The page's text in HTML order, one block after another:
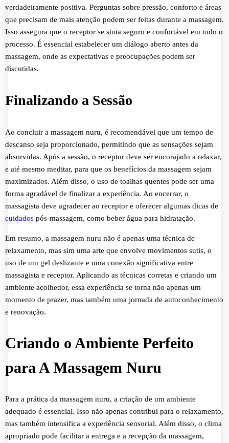
verdadeiramente positiva. Perguntas sobre pressão, conforto e áreas
que precisam de mais atenção podem ser feitas durante a massagem.
Isso assegura que o receptor se sinta seguro e confortável em todo o
processo. É essencial estabelecer um diálogo aberto antes da
massagem, onde as expectativas e preocupações podem ser
discutidas.
Finalizando a Sessão
Ao concluir a massagem nuru, é recomendável que um tempo de
descanso seja proporcionado, permitindo que as sensações sejam
absorvidas. Após a sessão, o receptor deve ser encorajado a relaxar,
e até mesmo meditar, para que os benefícios da massagem sejam
maximizados. Além disso, o uso de toalhas quentes pode ser uma
forma agradável de finalizar a experiência. Ao encerrar, o
massagista deve agradecer ao receptor e oferecer algumas dicas de
cuidados pós-massagem, como beber água para hidratação.
Em resumo, a massagem nuru não é apenas uma técnica de
relaxamento, mas sim uma arte que envolve movimentos sutis, o
uso de um gel deslizante e uma conexão significativa entre
massagista e receptor. Aplicando as técnicas corretas e criando um
ambiente acolhedor, essa experiência se torna não apenas um
momento de prazer, mas também uma jornada de autoconhecimento
e renovação.
Criando o Ambiente Perfeito
para A Massagem Nuru
Para a prática da massagem nuru, a criação de um ambiente
adequado é essencial. Isso não apenas contribui para o relaxamento,
mas também intensifica a experiência sensorial. Além disso, o clima
apropriado pode facilitar a entrega e a recepção da massagem,